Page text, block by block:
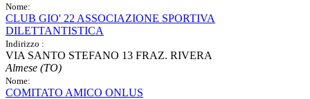
Nome:
CLUB GIO' 22 ASSOCIAZIONE SPORTIVA
DILETTANTISTICA
Indirizzo :
VIA SANTO STEFANO 13 FRAZ. RIVERA
Almese (TO)
Nome:
COMITATO AMICO ONLUS